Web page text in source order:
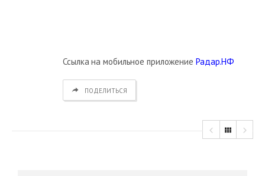
Ссылка на мобильное приложение Радар.НФ
ПОДЕЛИТЬСЯ